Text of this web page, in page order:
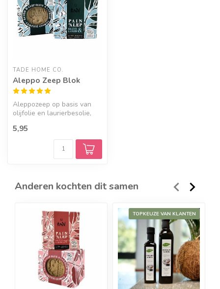
TADE HOME CO.
Aleppo Zeep Blok
Aleppozeep op basis van
olijfolie en laurierbesolie,
De...
5,95
Anderen kochten dit samen
TOPKEUZE VAN KLANTEN